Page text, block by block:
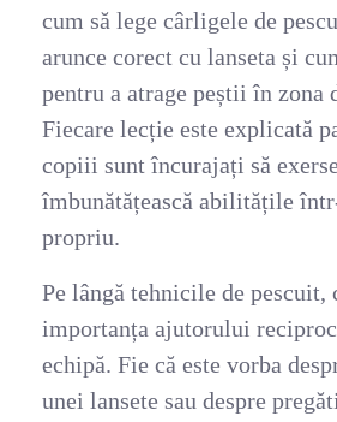
cum să lege cârligele de
arunce corect cu lanseta și
pentru a atrage peștii în zona
Fiecare lecție este explicată
copiii sunt încurajați să
îmbunătățească abilitățile
propriu.
Pe lângă tehnicile de
importanța ajutorului
echipă. Fie că este vorba
unei lansete sau despre